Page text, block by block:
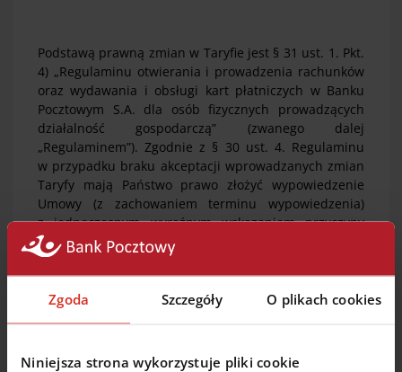
Zgoda Szczegóły O plikach cookies
Niniejsza strona wykorzystuje pliki cookie
Podstawą prawną zmian w Taryfie jest § 31 ust. 1. Pkt.
4) „Regulaminu otwierania i prowadzenia rachunków
oraz wydawania i obsługi kart płatniczych w Banku
Pocztowym S.A. dla osób fizycznych prowadzących
działalność gospodarczą” (zwanego dalej
„Regulaminem”). Zgodnie z § 30 ust. 4. Regulaminu
w przypadku braku akceptacji wprowadzanych zmian
Taryfy mają Państwo prawo złożyć wypowiedzenie
Umowy (z zachowaniem terminu wypowiedzenia)
z jednoczesnym wyraźnym wskazaniem przyczyny
wypowiedzenia, tj. określeniem zmiany Taryfy, która
była przyczyną w/w decyzji. Oświadczenie
o wypowiedzeniu Umowy, o którym mowa powyżej,
musi zostać złożone w terminie 10 dni od